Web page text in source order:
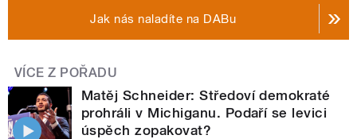
Jak nás naladíte na DABu
VÍCE Z POŘADU
Matěj Schneider: Středoví demokraté
prohráli v Michiganu. Podaří se levici
úspěch zopakovat?